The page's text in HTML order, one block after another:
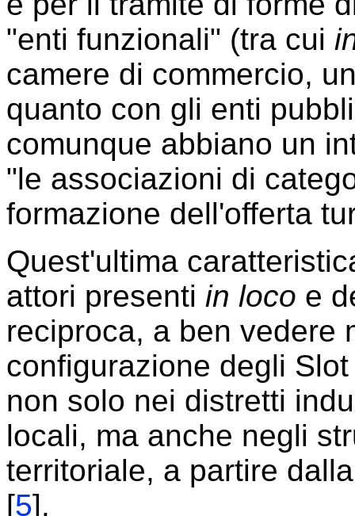
"enti funzionali" (tra cui
camere di commercio,
quanto con gli enti
comunque abbiano un
"le associazioni di
formazione dell'offerta
Quest'ultima
attori presenti in loco e
reciproca, a ben vedere
configurazione degli
non solo nei distretti
locali, ma anche negli
territoriale, a partire
[5].